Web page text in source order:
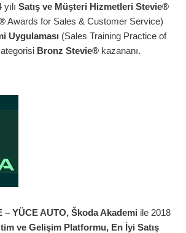
Satış ve Müşteri Hizmetleri Stevie®
Awards for Sales & Customer Service)
Uygulaması (Sales Training Practice of
Bronz Stevie®kazananı.
– YÜCE AUTO, Škoda Akademi ile 2018
ve Gelişim Platformu, En İyi Satış